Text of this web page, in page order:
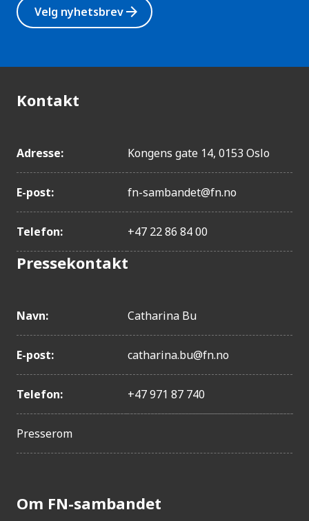
Velg nyhetsbrevarrow_forward
Kontakt
Adresse: Kongens gate 14, 0153 Oslo
E-post: fn-sambandet@fn.no
Telefon: +47 22 86 84 00
Pressekontakt
Navn: Catharina Bu
E-post: catharina.bu@fn.no
Telefon: +47 971 87 740
Presserom
Om FN-sambandet